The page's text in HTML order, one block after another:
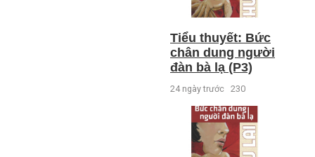
Tiểu thuyết: Bức
chân dung người
đàn bà lạ (P3)
24 ngày trước 230